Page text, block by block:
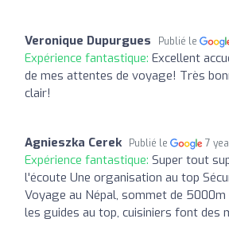
Veronique Dupurgues Publié le
Expérience fantastique: Excellent
de mes attentes de voyage! Très
clair!
Agnieszka Cerek Publié le 7
Expérience fantastique: Super tout
l'écoute Une organisation au top
Voyage au Népal, sommet de
les guides au top, cuisiniers font des